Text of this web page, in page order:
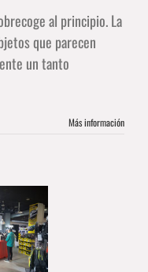
al principio. La
que parecen
un tanto
Más información